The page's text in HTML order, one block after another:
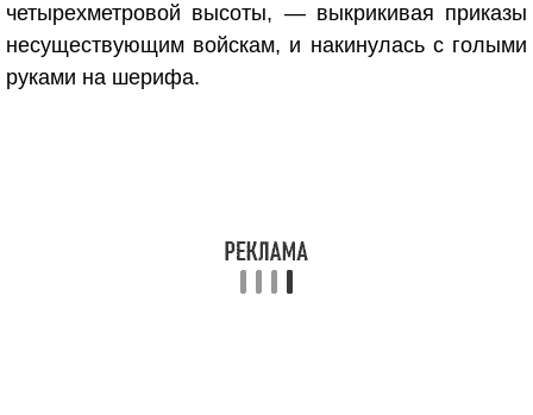
четырехметровой высоты, — выкрикивая приказы
несуществующим войскам, и накинулась с голыми
руками на шерифа.